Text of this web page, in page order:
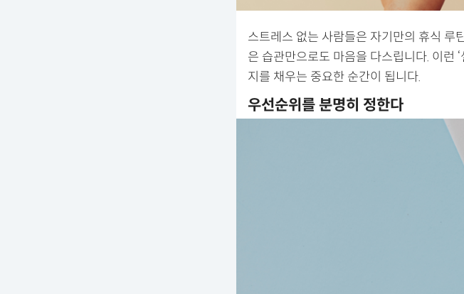
스트레스 없는 사람들은 자기만의 휴식 루
은 습관만으로도 마음을 다스립니다. 이런
지를 채우는 중요한 순간이 됩니다.
우선순위를 분명히 정한다